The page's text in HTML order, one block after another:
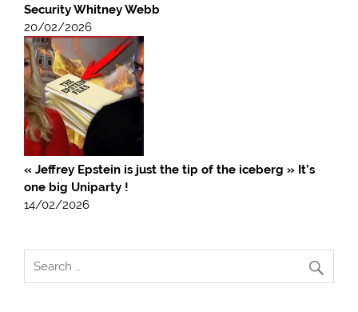
Security Whitney Webb
20/02/2026
« Jeffrey Epstein is just the tip of the iceberg » It’s
one big Uniparty !
14/02/2026